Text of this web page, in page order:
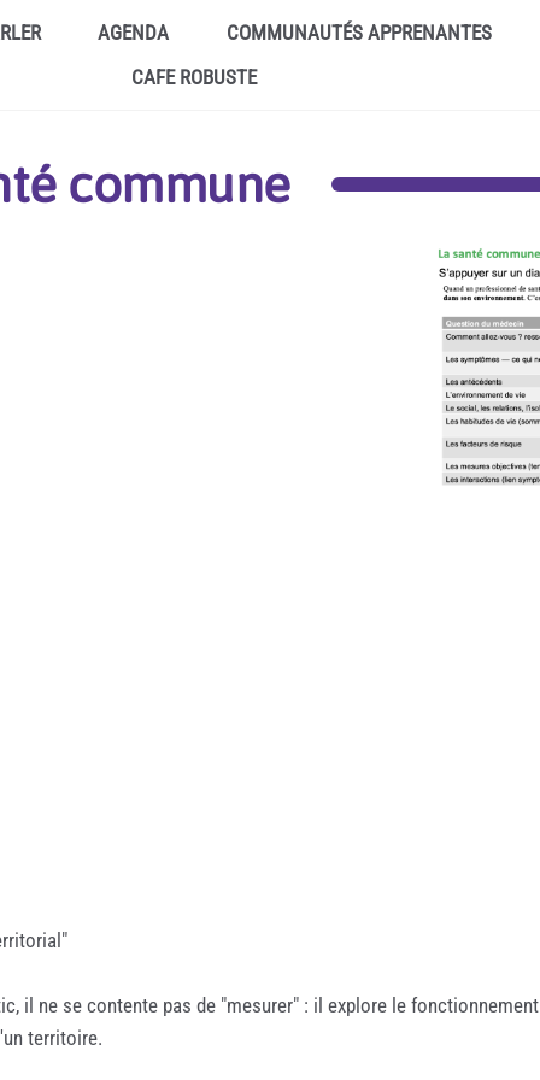
AGENDA
COMMUNAUTÉS APPRENANTES
CAFE ROBUSTE
commune
il ne se contente pas de "mesurer" : il explore le
territoire.